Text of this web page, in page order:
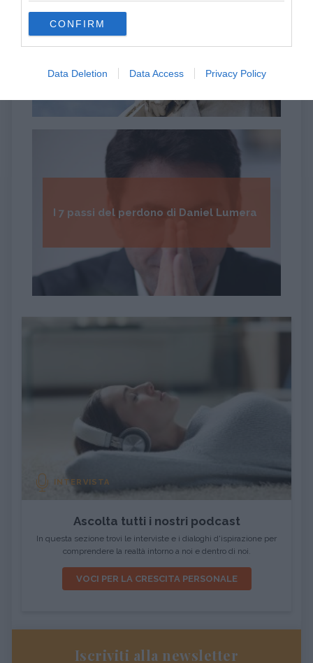
use your data for below specified purposes in below Google
consent section.
CONFIRM
Data Deletion Data Access Privacy Policy
Psicologia della Divina Commedia
I 7 passi del perdono di Daniel Lumera
INTERVISTA
Ascolta tutti i nostri podcast
In questa sezione trovi le interviste e i dialoghi d'ispirazione per
comprendere la realtà intorno a noi e dentro di noi.
VOCI PER LA CRESCITA PERSONALE
Iscriviti alla newsletter